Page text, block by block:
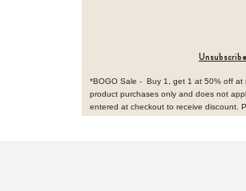
Unsubscribe
*BOGO Sale - Buy 1, get 1 at 50% off at
product purchases only and does not
entered at checkout to receive discount.